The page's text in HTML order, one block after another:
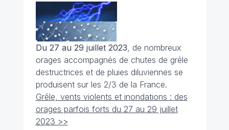
Du 27 au 29 juillet 2023, de nombreux
orages accompagnés de chutes de grêle
destructrices et de pluies diluviennes se
produisent sur les 2/3 de la France.
Grêle, vents violents et inondations : des
orages parfois forts du 27 au 29 juillet
2023 >>